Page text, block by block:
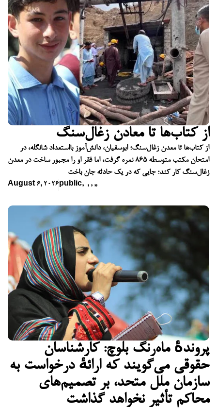
از کتاب‌ها تا معادن زغال‌سنگ
از کتاب‌ها تا معدن زغال‌سنگ؛ ابوسفیان، دانش‌آموز بااستعداد شانگله، در
امتحان مکتب متوسطه ۸۶۵ نمره گرفت، اما فقر او را مجبور ساخت در معدن
زغال‌سنگ کار کند؛ جایی که در یک حادثه جان باخت
August 6, 2026 public, ,,,,
پروندهٔ ماه‌رنگ بلوچ: کارشناسان
حقوقی می‌گویند که ارائهٔ درخواست به
سازمان ملل متحد، بر تصمیم‌های
محاکم تأثیر نخواهد گذاشت